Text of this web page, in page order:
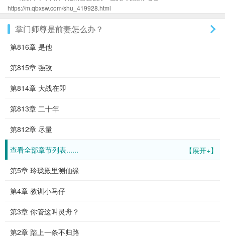
https://m.qbxsw.com/shu_419928.html
掌门师尊是前妻怎么办？
第816章 是他
第815章 强敌
第814章 大战在即
第813章 二十年
第812章 尽量
【展开+】
查看全部章节列表......
第5章 玲珑殿里测仙缘
第4章 教训小马仔
第3章 你管这叫灵舟？
第2章 踏上一条不归路